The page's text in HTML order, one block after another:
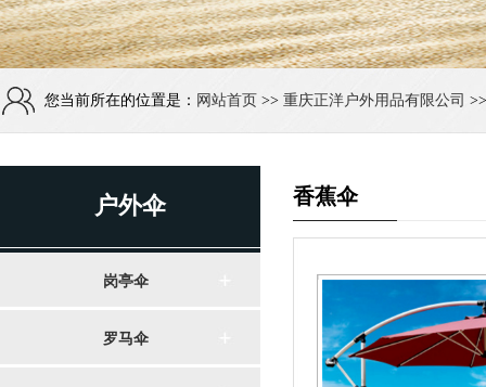
您当前所在的位置是： 网站首页 >> 重庆正洋户外用品有限公司
户外伞
岗亭伞
罗马伞
香蕉伞